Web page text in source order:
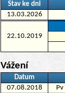
Stav ke dni
13.03.2026
22.10.2019
Vážení
Datum
07.08.2018
Pv